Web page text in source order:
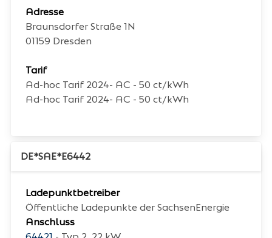
Adresse
Braunsdorfer Straße 1N
01159 Dresden
Tarif
Ad-hoc Tarif 2024- AC - 50 ct/kWh
Ad-hoc Tarif 2024- AC - 50 ct/kWh
DE*SAE*E6442
Ladepunktbetreiber
Öffentliche Ladepunkte der SachsenEnergie
Anschluss